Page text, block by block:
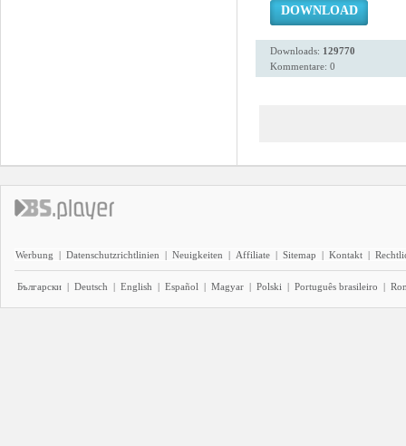
DOWNLOAD
Downloads: 129770
Kommentare: 0
Werbung | Datenschutzrichtlinien | Neuigkeiten | Affiliate | Sitemap | Kontakt |
Български | Deutsch | English | Español | Magyar | Polski | Português brasileiro |